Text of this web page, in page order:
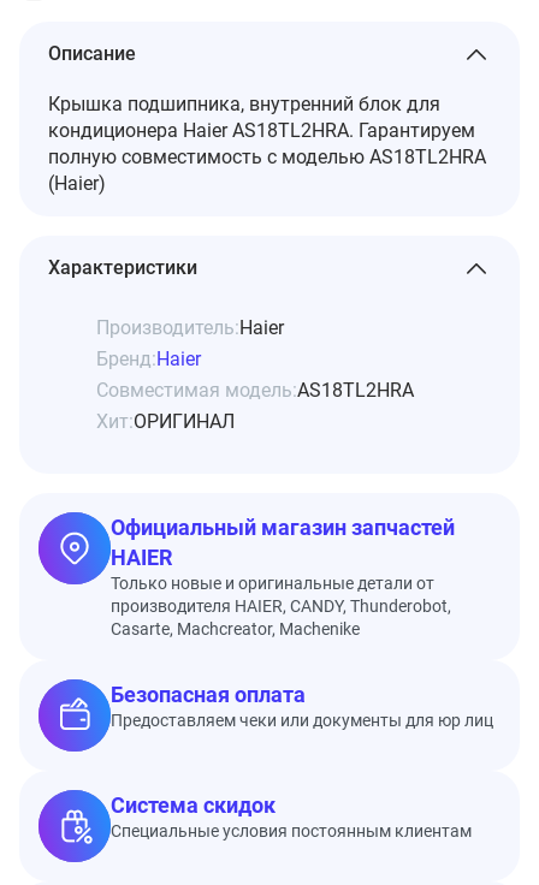
Описание
Крышка подшипника, внутренний блок для
кондиционера Haier AS18TL2HRA. Гарантируем
полную совместимость с моделью AS18TL2HRA
(Haier)
Характеристики
Производитель:Haier
Бренд:Haier
Совместимая модель:AS18TL2HRA
Хит:ОРИГИНАЛ
Официальный магазин запчастей
HAIER
Только новые и оригинальные детали от
производителя HAIER, CANDY, Thunderobot,
Casarte, Machcreator, Machenike
Безопасная оплата
Предоставляем чеки или документы для юр лиц
Система скидок
Специальные условия постоянным клиентам